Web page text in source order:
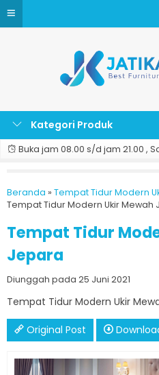
Kategori Produk
Buka jam 08.00 s/d jam 21.00 ,
Beranda » Tempat Tidur Modern
Tempat Tidur Modern Ukir Mewah
Tempat Tidur
Jepara
Diunggah pada 25 Juni 2021
Tempat Tidur Modern Ukir
Original Post